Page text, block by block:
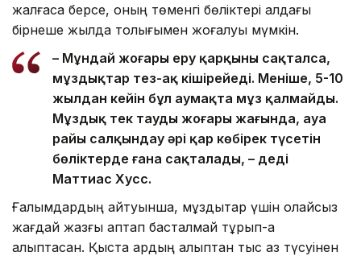
жалғаса берсе, оның төменгі бөліктері алдағы
бірнеше жылда толығымен жоғалуы мүмкін.
– Мұндай жоғары еру қарқыны сақталса,
мұздықтар тез-ақ кішірейеді. Меніңше, 5-10
жылдан кейін бұл аумақта мұз қалмайды.
Мұздық тек таудың жоғары жағында, ауа
райы салқындау әрі қар көбірек түсетін
бөліктерде ғана сақталады, – деді
Маттиас Хусс.
Ғалымдардың айтуынша, мұздықтар үшін қолайсыз
жағдай жазғы аптап басталмай тұрып-ақ
қалыптасқан. Қыста қардың қалыптан тыс аз түсуінен